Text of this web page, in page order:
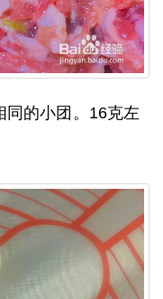
同的小团。16克左